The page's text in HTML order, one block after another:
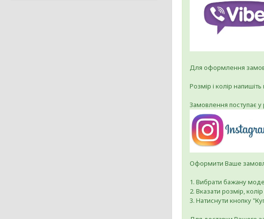
Для оформлення
Розмір і колір
Замовлення поступає
Оформити Ваше
1. Вибрати бажану
2. Вказати розмір,
3. Натиснути кнопку